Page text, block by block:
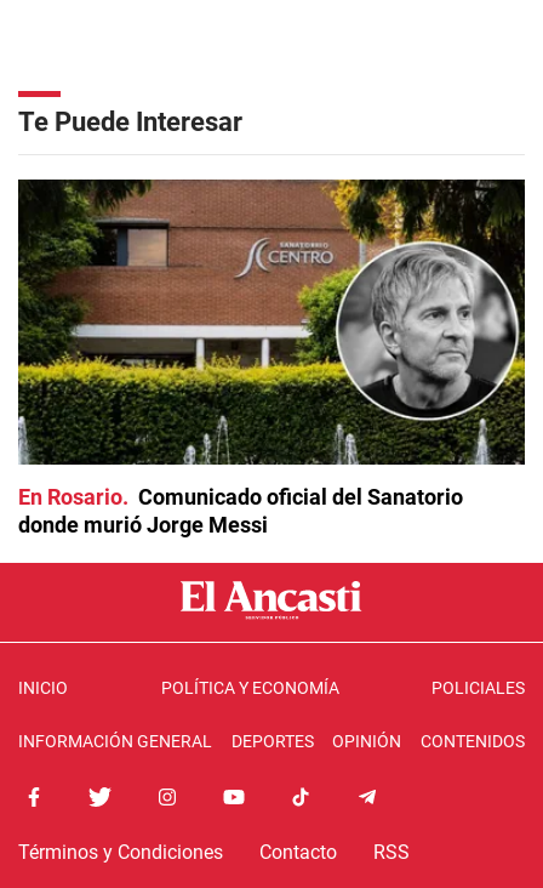
Te Puede Interesar
En Rosario
Comunicado oficial del Sanatorio
donde murió Jorge Messi
INICIO POLÍTICA Y ECONOMÍA POLICIALES
INFORMACIÓN GENERAL DEPORTES OPINIÓN CONTENIDOS
Términos y Condiciones Contacto RSS